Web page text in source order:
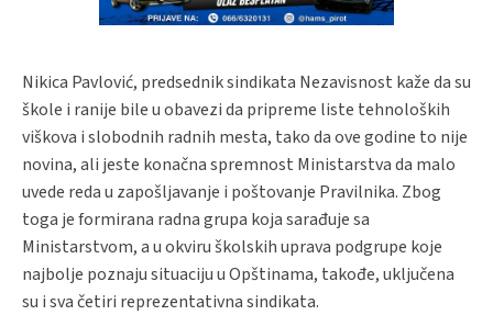
Nikica Pavlović, predsednik sindikata Nezavisnost kaže da su
škole i ranije bile u obavezi da pripreme liste tehnoloških
viškova i slobodnih radnih mesta, tako da ove godine to nije
novina, ali jeste konačna spremnost Ministarstva da malo
uvede reda u zapošljavanje i poštovanje Pravilnika. Zbog
toga je formirana radna grupa koja sarađuje sa
Ministarstvom, a u okviru školskih uprava podgrupe koje
najbolje poznaju situaciju u Opštinama, takođe, uključena
su i sva četiri reprezentativna sindikata.